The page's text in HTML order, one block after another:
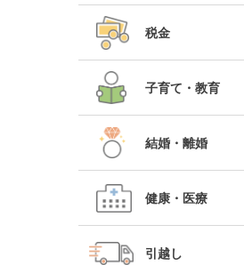
税金
子育て・教育
結婚・離婚
健康・医療
引越し